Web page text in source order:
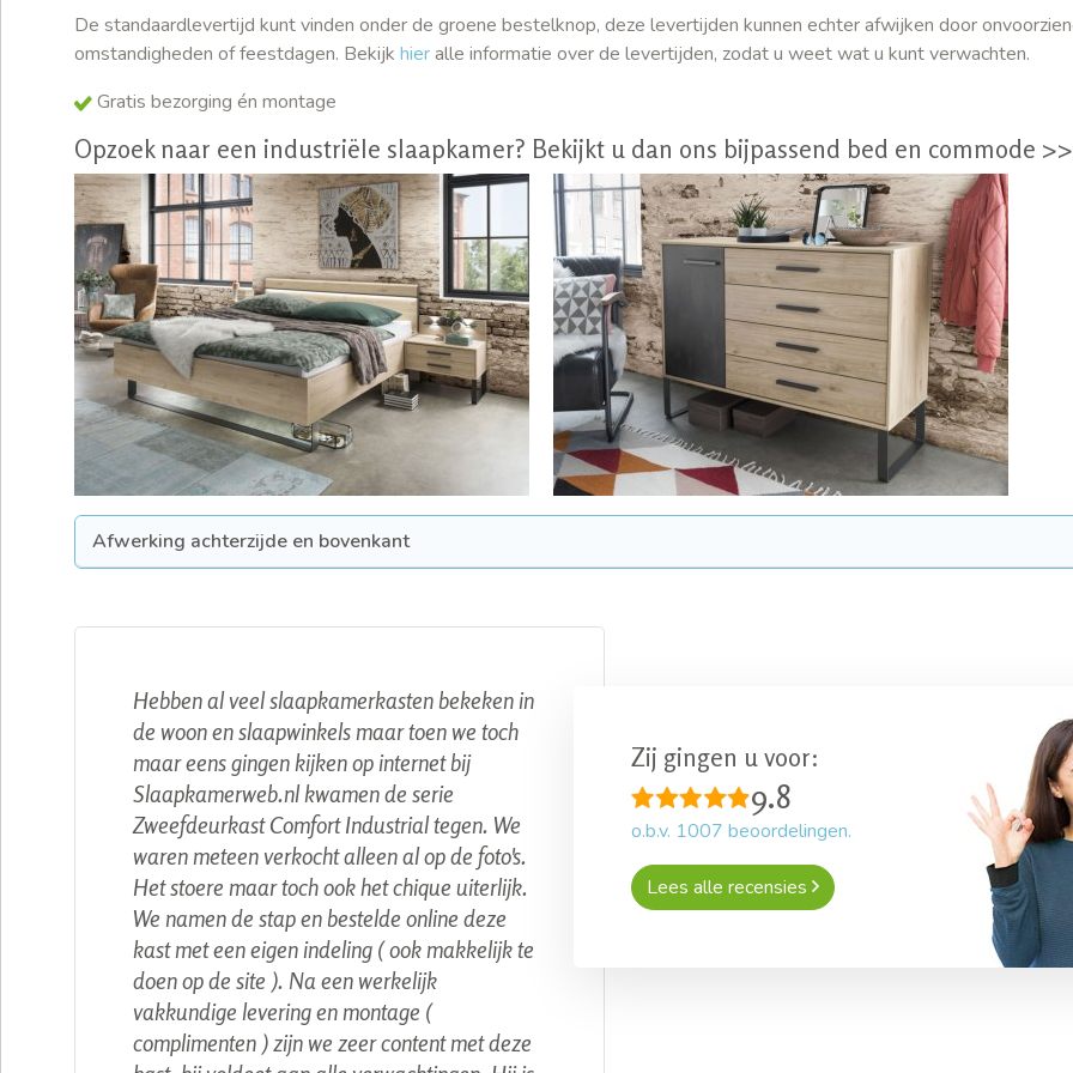
De standaardlevertijd kunt vinden onder de groene bestelknop, deze levertijden kunnen echter afwijken door
omstandigheden of feestdagen. Bekijk hieralle informatie over de levertijden, zodat u weet wat u kunt verwachten.
Gratis bezorging én montage
Opzoek naar een industriële slaapkamer? Bekijkt u dan ons bijpassend bed en commode
Afwerking achterzijde en bovenkant
Hebben al veel slaapkamerkasten bekeken in
de woon en slaapwinkels maar toen we toch
maar eens gingen kijken op internet bij
Slaapkamerweb.nl kwamen de serie
Zweefdeurkast Comfort Industrial tegen. We
waren meteen verkocht alleen al op de foto's.
Het stoere maar toch ook het chique uiterlijk.
We namen de stap en bestelde online deze
kast met een eigen indeling ( ook makkelijk te
doen op de site ). Na een werkelijk
vakkundige levering en montage (
complimenten ) zijn we zeer content met deze
Zij gingen u voor:
9.8
o.b.v. 1007 beoordelingen.
Lees alle recensies